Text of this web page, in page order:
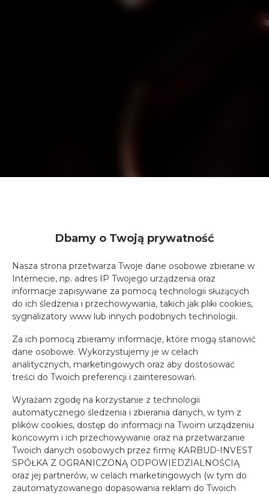
Dbamy o Twoją prywatność
Nasza strona przetwarza Twoje dane osobowe zbierane w
Internecie, np. adres IP Twojego urządzenia oraz
informacje zapisywane za pomocą technologii służących
do ich śledzenia i przechowywania, takich jak pliki cookies,
sygnalizatory www lub innych podobnych technologii.
Za ich pomocą zbieramy informacje, które mogą stanowić
dane osobowe. Wykorzystujemy je w celach
analitycznych, marketingowych oraz aby dostosować
treści do Twoich preferencji i zainteresowań.
Wyrażam zgodę na korzystanie z technologii
automatycznego śledzenia i zbierania danych, w tym z
plików cookies, dostęp do informacji na Twoim urządzeniu
końcowym i ich przechowywanie oraz na przetwarzanie
Twoich danych osobowych przez firmę KARBUD-INVEST
SPÓŁKA Z OGRANICZONĄ ODPOWIEDZIALNOŚCIĄ
oraz jej partnerów, w celach marketingowych (w tym do
zautomatyzowanego dopasowania reklam do Twoich